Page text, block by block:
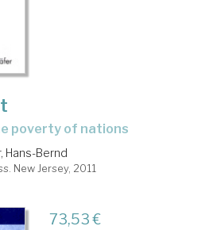
poverty of nations
Hans-Bernd
New Jersey, 2011
73,53 €